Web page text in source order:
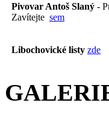
Pivovar Antoš Slaný -
Zavítejte sem
Libochovické listy zde